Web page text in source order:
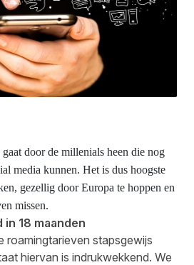
door de millenials heen die nog
media kunnen. Het is dus hoogste
gezellig door Europa te hoppen en
missen.
18 maanden
roamingtarieven stapsgewijs
hiervan is indrukwekkend. We